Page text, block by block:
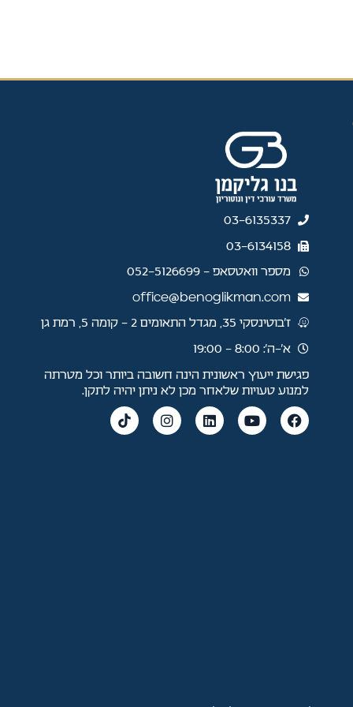
03-6135337
03-6134158
מספר וואטסאפ - 052-5126699
office@benoglikman.com
ז'בוטינסקי 35, מגדל התאומים 2 - קומה 5, רמת גן
א׳–ה׳: 8:00 - 19:00
פגישת ייעוץ ראשונית הינה חשובה ביותר וכל מטרתה
למנוע טעויות שלאחר מכן לא ניתן יהיה לתקן.